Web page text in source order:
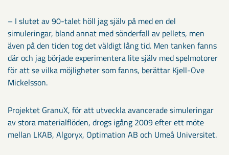
– I slutet av 90-talet höll jag själv på med en del
simuleringar, bland annat med sönderfall av pellets, men
även på den tiden tog det väldigt lång tid. Men tanken fanns
där och jag började experimentera lite själv med spelmotorer
för att se vilka möjligheter som fanns, berättar Kjell-Ove
Mickelsson.
Projektet GranuX, för att utveckla avancerade simuleringar
av stora materialflöden, drogs igång 2009 efter ett möte
mellan LKAB, Algoryx, Optimation AB och Umeå Universitet.